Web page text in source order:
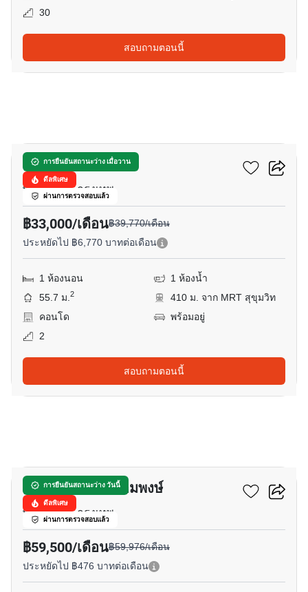
30
สอบถามตอนนี้
การยืนยันสถานะว่าง เมื่อวาน
ดีลพิเศษ
ผ่านการตรวจสอบแล้ว
วาลเด้น อโศก
พร้อมพงษ์, กรุงเทพ
฿33,000/เดือน฿39,770/เดือน
ประหยัดไป ฿6,770 บาทต่อเดือน
1 ห้องนอน
1 ห้องน้ำ
55.7 ม.2
410 ม. จาก MRT สุขุมวิท
คอนโด
พร้อมอยู่
2
สอบถามตอนนี้
การยืนยันสถานะว่าง วันนี้
ดีลพิเศษ
ผ่านการตรวจสอบแล้ว
พาร์ค ออริจิ้น พร้อมพงษ์
พร้อมพงษ์, กรุงเทพ
฿59,500/เดือน฿59,976/เดือน
ประหยัดไป ฿476 บาทต่อเดือน